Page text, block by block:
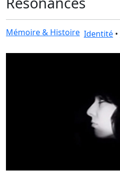
Mémoire & Histoire Identité •